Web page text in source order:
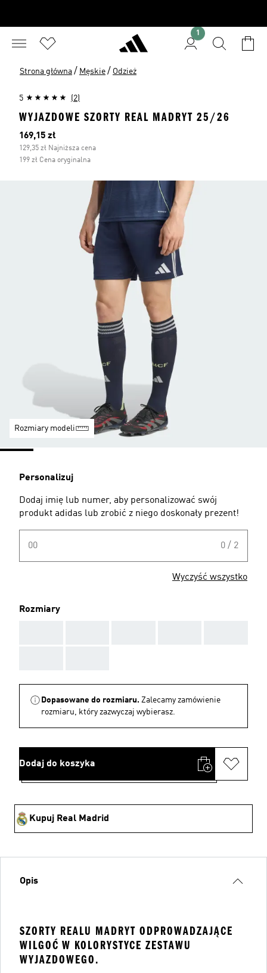
1
Strona główna / Męskie / Odzież
5 (2)
WYJAZDOWE SZORTY REAL MADRYT 25/26
Bieżąca cena
169,15 zł
129,35 zł Najniższa cena
199 zł Cena oryginalna
Rozmiary modeli
Personalizuj
Dodaj imię lub numer, aby personalizować swój
produkt adidas lub zrobić z niego doskonały prezent!
00 0 / 2
Wyczyść wszystko
Rozmiary
Dopasowane do rozmiaru. Zalecamy zamówienie
rozmiaru, który zazwyczaj wybierasz.
Dodaj do koszyka
Kupuj Real Madrid
Opis
SZORTY REALU MADRYT ODPROWADZAJĄCE
WILGOĆ W KOLORYSTYCE ZESTAWU
WYJAZDOWEGO.